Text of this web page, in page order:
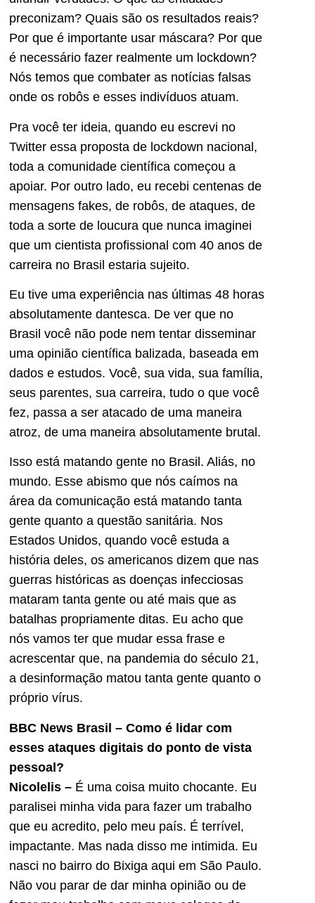
preconizam? Quais são os resultados reais?
Por que é importante usar máscara? Por que
é necessário fazer realmente um lockdown?
Nós temos que combater as notícias falsas
onde os robôs e esses indivíduos atuam.
Pra você ter ideia, quando eu escrevi no
Twitter essa proposta de lockdown nacional,
toda a comunidade científica começou a
apoiar. Por outro lado, eu recebi centenas de
mensagens fakes, de robôs, de ataques, de
toda a sorte de loucura que nunca imaginei
que um cientista profissional com 40 anos de
carreira no Brasil estaria sujeito.
Eu tive uma experiência nas últimas 48 horas
absolutamente dantesca. De ver que no
Brasil você não pode nem tentar disseminar
uma opinião científica balizada, baseada em
dados e estudos. Você, sua vida, sua família,
seus parentes, sua carreira, tudo o que você
fez, passa a ser atacado de uma maneira
atroz, de uma maneira absolutamente brutal.
Isso está matando gente no Brasil. Aliás, no
mundo. Esse abismo que nós caímos na
área da comunicação está matando tanta
gente quanto a questão sanitária. Nos
Estados Unidos, quando você estuda a
história deles, os americanos dizem que nas
guerras históricas as doenças infecciosas
mataram tanta gente ou até mais que as
batalhas propriamente ditas. Eu acho que
nós vamos ter que mudar essa frase e
acrescentar que, na pandemia do século 21,
a desinformação matou tanta gente quanto o
próprio vírus.
BBC News Brasil – Como é lidar com
esses ataques digitais do ponto de vista
pessoal?
Nicolelis – É uma coisa muito chocante. Eu
paralisei minha vida para fazer um trabalho
que eu acredito, pelo meu país. É terrível,
impactante. Mas nada disso me intimida. Eu
nasci no bairro do Bixiga aqui em São Paulo.
Não vou parar de dar minha opinião ou de